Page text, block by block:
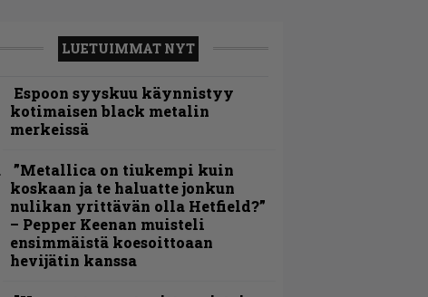
LUETUIMMAT NYT
Espoon syyskuu käynnistyy
kotimaisen black metalin
merkeissä
”Metallica on tiukempi kuin
koskaan ja te haluatte jonkun
nulikan yrittävän olla Hetfield?”
– Pepper Keenan muisteli
ensimmäistä koesoittoaan
hevijätin kanssa